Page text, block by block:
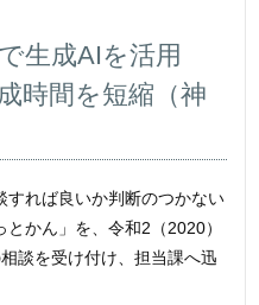
生成AIを活用
時間を短縮（神
すれば良いか判断のつかない
かん」を、令和2（2020）
談を受け付け、担当課へ迅